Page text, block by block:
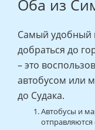
Оба из
Самый удобный
добраться до
– это
автобусом или
до Судака.
Автобусы и
отправляются